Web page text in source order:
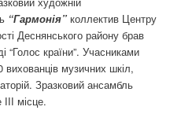
о
з
а
п
и
с
а
“Гармонія” коллектив Центру
Деснянського району брав
“Голос країни”. Учасниками
вихованців музичних шкіл,
Зразковий ансамбль
місце.